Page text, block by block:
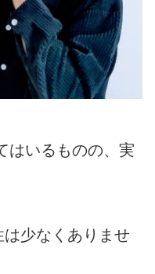
はいるものの、実
少なくありませ